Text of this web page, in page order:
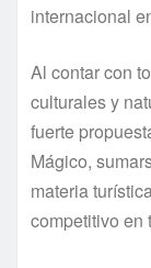
internacional
Al contar con
culturales y
fuerte
Mágico,
materia
competitivo en